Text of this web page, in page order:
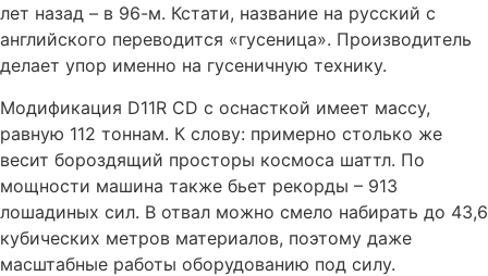
лет назад – в 96-м. Кстати, название на русский с
английского переводится «гусеница». Производитель
делает упор именно на гусеничную технику.
Модификация D11R CD с оснасткой имеет массу,
равную 112 тоннам. К слову: примерно столько же
весит бороздящий просторы космоса шаттл. По
мощности машина также бьет рекорды – 913
лошадиных сил. В отвал можно смело набирать до 43,6
кубических метров материалов, поэтому даже
масштабные работы оборудованию под силу.